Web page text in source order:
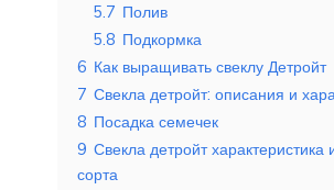
5.7 Полив
5.8 Подкормка
6 Как выращивать свеклу Детройт
7 Свекла детройт: описания и
8 Посадка семечек
9 Свекла детройт характеристика
сорта